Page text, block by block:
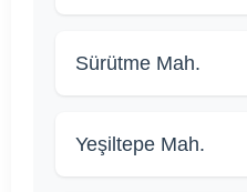
Sürütme Mah.
Yeşiltepe Mah.